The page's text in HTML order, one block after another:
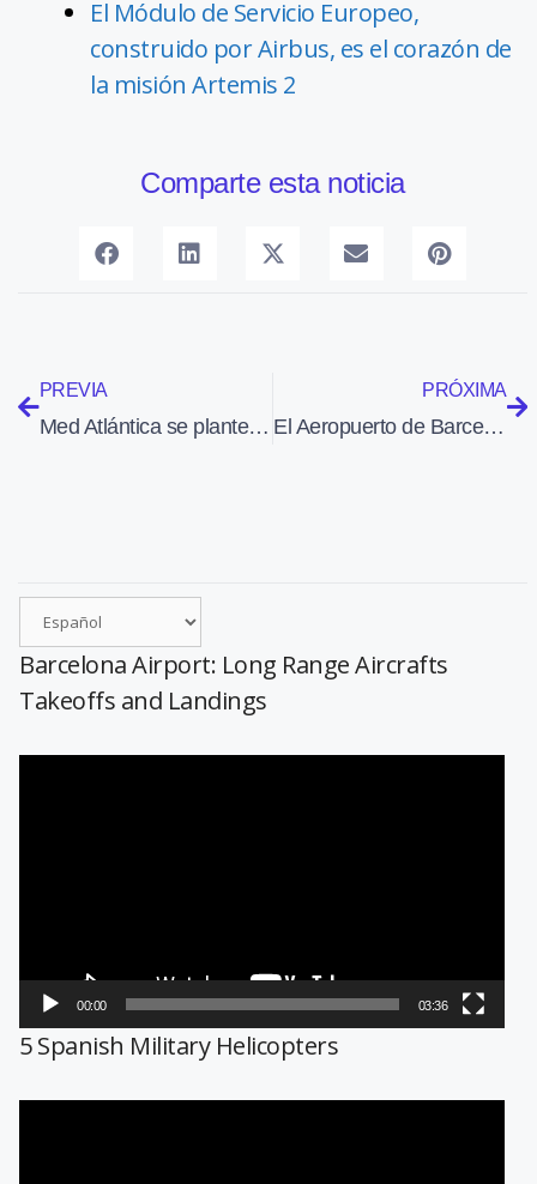
El Módulo de Servicio Europeo,
construido por Airbus, es el corazón de
la misión Artemis 2
Comparte esta noticia
PREVIA
Med Atlántica se plantea comprar acciones de Mexicana de Aviación
PRÓXIMA
El Aeropuerto de Barcelona-El Prat reabre esta noche la pista transversal
Barcelona Airport: Long Range Aircrafts
Takeoffs and Landings
00:00 03:36
5 Spanish Military Helicopters